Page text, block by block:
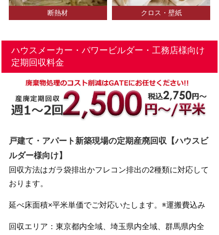
断熱材 クロス・壁紙
ハウスメーカー・パワービルダー・工務店様向け
定期回収料金
戸建て・アパート新築現場の定期産廃回収【ハウスビ
ルダー様向け】
回収方法はガラ袋排出かフレコン排出の2種類に対応して
おります。
延べ床面積×平米単価でご対応いたします。※運搬費込み
回収エリア：東京都内全域、埼玉県内全域、群馬県内全